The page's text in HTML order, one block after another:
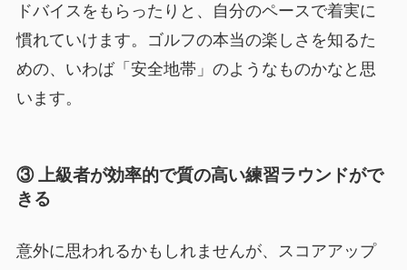
ドバイスをもらったりと、自分のペースで着実に
慣れていけます。ゴルフの本当の楽しさを知るた
めの、いわば「安全地帯」のようなものかなと思
います。
③ 上級者が効率的で質の高い練習ラウンドがで
きる
意外に思われるかもしれませんが、スコアアップ